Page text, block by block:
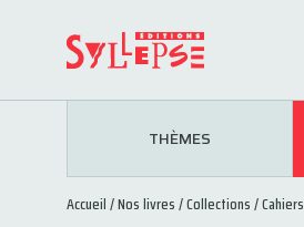
THÈMES
Accueil/Nos livres/Collections/